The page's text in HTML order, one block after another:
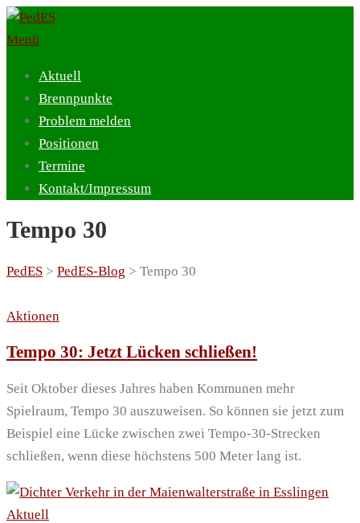
Zum
Inhalt
Menü
Aktuell
Brennpunkte
Problem melden
Positionen
Termine
Kontakt/Impressum
Tempo 30
PedES > PedES-Blog > Tempo 30
Aktionen
Tempo 30: Jetzt Lücken schließen!
Seit Oktober dieses Jahres haben Kommunen mehr
Spielraum, Tempo 30 auszuweisen. So können sie jetzt zum
Beispiel eine Lücke zwischen zwei Tempo-30-Strecken
schließen, wenn diese höchstens 500 Meter lang ist.
Aktuell